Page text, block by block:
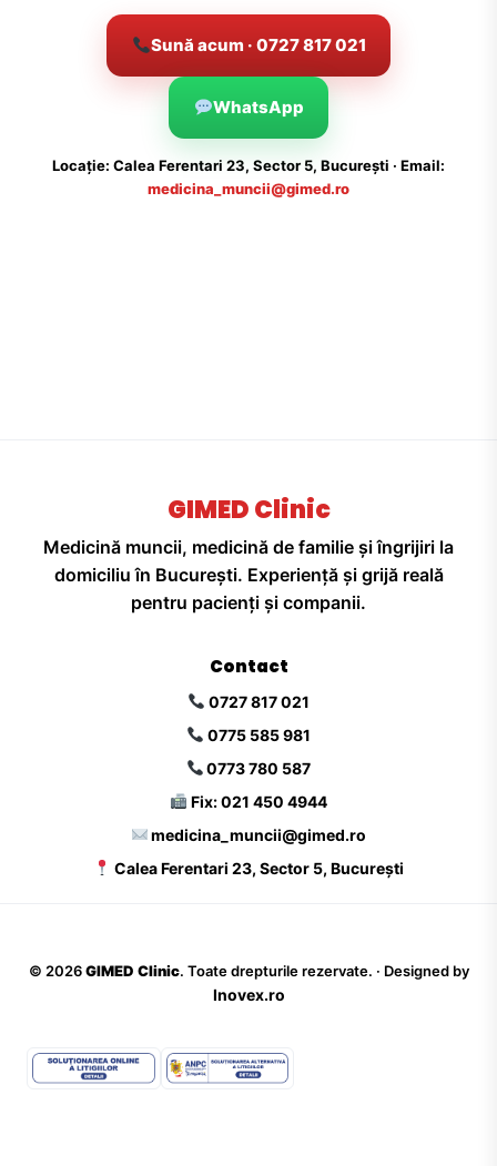
Sună acum · 0727 817 021
WhatsApp
Locație: Calea Ferentari 23, Sector 5, București · Email:
medicina_muncii@gimed.ro
GIMED Clinic
Medicină muncii, medicină de familie și îngrijiri la
domiciliu în București. Experiență și grijă reală
pentru pacienți și companii.
Contact
0727 817 021
0775 585 981
0773 780 587
Fix: 021 450 4944
medicina_muncii@gimed.ro
Calea Ferentari 23, Sector 5, București
© 2026 GIMED Clinic. Toate drepturile rezervate. · Designed by
Inovex.ro